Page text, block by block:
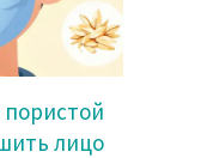
лицо